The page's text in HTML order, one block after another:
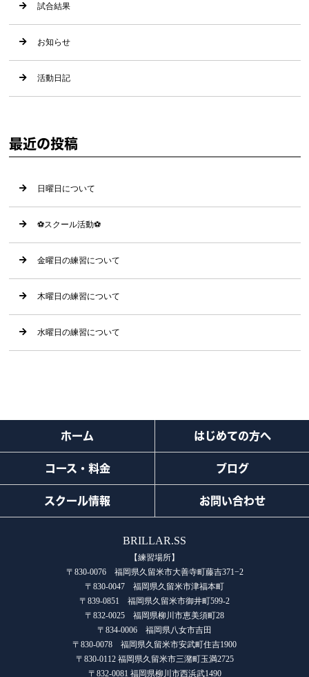
試合結果
お知らせ
活動日記
最近の投稿
日曜日について
⚽️スクール活動⚽️
金曜日の練習について
木曜日の練習について
水曜日の練習について
ホーム はじめての方へ
コース・料金 ブログ
スクール情報 お問い合わせ
BRILLAR.SS
【練習場所】
〒830-0076 福岡県久留米市大善寺町藤吉371−2
〒830-0047 福岡県久留米市津福本町
〒839-0851 福岡県久留米市御井町599-2
〒832-0025 福岡県柳川市恵美須町28
〒834-0006 福岡県八女市吉田
〒830-0078 福岡県久留米市安武町住吉1900
〒830-0112 福岡県久留米市三潴町玉満2725
〒832-0081 福岡県柳川市西浜武1490